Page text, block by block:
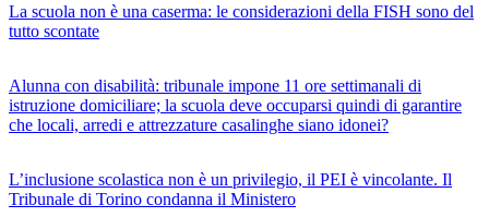
La scuola non è una caserma: le considerazioni della FISH sono del
tutto scontate
Alunna con disabilità: tribunale impone 11 ore settimanali di
istruzione domiciliare; la scuola deve occuparsi quindi di garantire
che locali, arredi e attrezzature casalinghe siano idonei?
L’inclusione scolastica non è un privilegio, il PEI è vincolante. Il
Tribunale di Torino condanna il Ministero